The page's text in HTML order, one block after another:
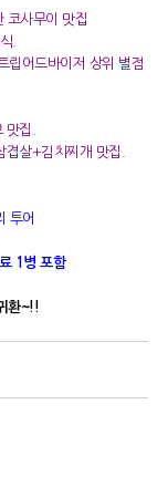
코사무이 맛집
.
립어드바이저 상위 별점
집.
살+김치찌개 맛집.
투어
1병 포함
환~!!